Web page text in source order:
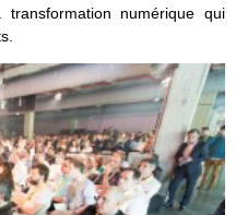
numérique qui